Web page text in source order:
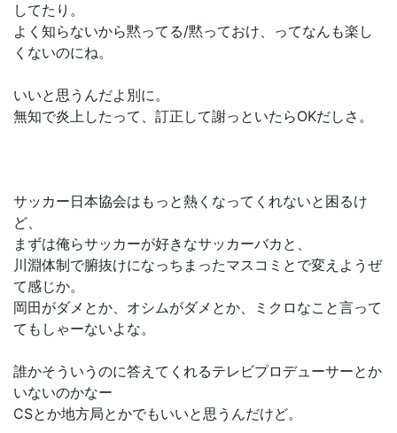
してたり。
よく知らないから黙ってる/黙っておけ、ってなんも楽し
くないのにね。
いいと思うんだよ別に。
無知で炎上したって、訂正して謝っといたらOKだしさ。
サッカー日本協会はもっと熱くなってくれないと困るけ
ど、
まずは俺らサッカーが好きなサッカーバカと、
川淵体制で腑抜けになっちまったマスコミとで変えようぜ
て感じか。
岡田がダメとか、オシムがダメとか、ミクロなこと言って
てもしゃーないよな。
誰かそういうのに答えてくれるテレビプロデューサーとか
いないのかなー
CSとか地方局とかでもいいと思うんだけど。